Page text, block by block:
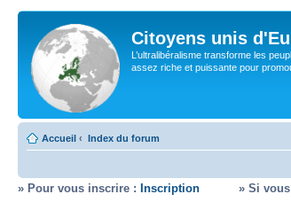
Citoyens unis
L’ultralibéralisme transforme les
assez riche et puissante pour
Accueil ‹ Index du forum
» Pour vous inscrire : Inscription » Si vous